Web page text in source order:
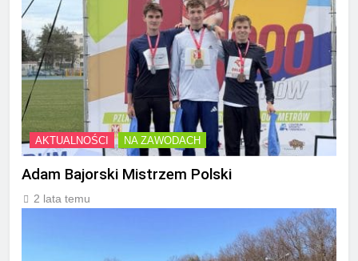
AKTUALNOŚCI NA ZAWODACH
Adam Bajorski Mistrzem Polski
2 lata temu